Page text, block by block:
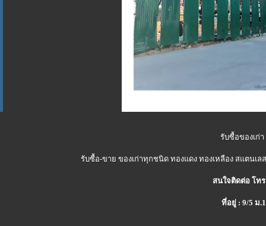
รับซื้อของเก่
รับซื้อ-ขาย ของเก่าทุกชนิด ทองแดง ทองเหลือง สแตนเ
สนใจติดต่อ โทร
ที่อยู่ : 9/5 ม